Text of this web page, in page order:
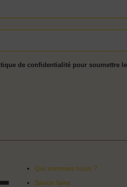
de confidentialité pour soumettre
Qui sommes nous ?
Savoir faire